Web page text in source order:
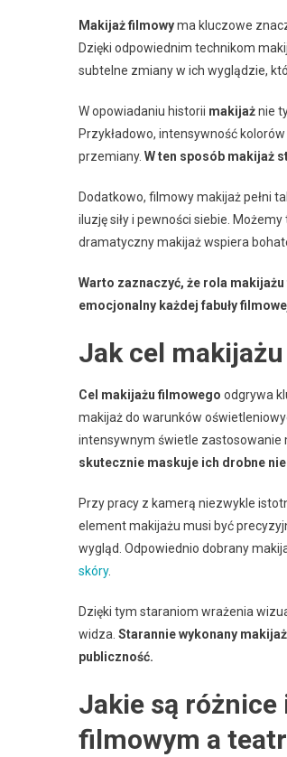
Makijaż filmowyma kluczowe
Dzięki odpowiednim technikom
subtelne zmiany w ich wyglądzie,
W opowiadaniu historii makijażnie
Przykładowo, intensywność
przemiany. W ten sposób makijaż
Dodatkowo, filmowy makijaż pełni
iluzję siły i pewności siebie.
dramatyczny makijaż wspiera
Warto zaznaczyć, że rola
emocjonalny każdej fabuły
Jak cel
Cel makijażu filmowego odgrywa
makijaż do warunków
intensywnym świetle zastosowanie
skutecznie maskuje ich drobne
Przy pracy z kamerą niezwykle
element makijażu musi być
wygląd. Odpowiednio dobrany
skóry.
Dzięki tym staraniom wrażenia
widza. Starannie wykonany
publiczność.
Jakie są
filmowym a